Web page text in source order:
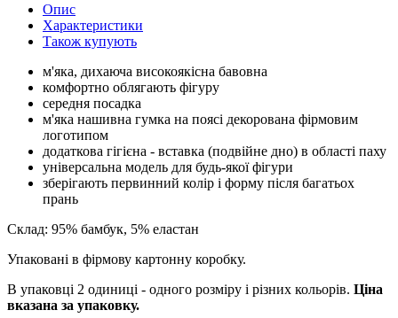
Опис
Характеристики
Також купують
м'яка, дихаюча високоякісна бавовна
комфортно облягають фігуру
середня посадка
м'яка нашивна гумка на поясі декорована фірмовим
логотипом
додаткова гігієна - вставка (подвійне дно) в області паху
універсальна модель для будь-якої фігури
зберігають первинний колір і форму після багатьох
прань
Склад: 95% бамбук, 5% еластан
Упаковані в фірмову картонну коробку.
В упаковці 2 одиниці - одного розміру і різних кольорів. Ціна
вказана за упаковку.